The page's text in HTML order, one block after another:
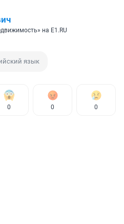
на E1.RU
язык
0 0 0